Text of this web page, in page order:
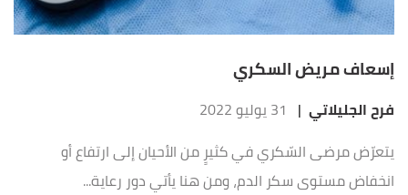
إسعاف مريض السكري
فرح الجليلاتي | 31 يوليو 2022
يتعرّض مرضى السّكري في كثيرٍ من الأحيان إلى ارتفاع أو
انخفاض مستوى سكر الدم، ومن هنا يأتي دور رعاية...